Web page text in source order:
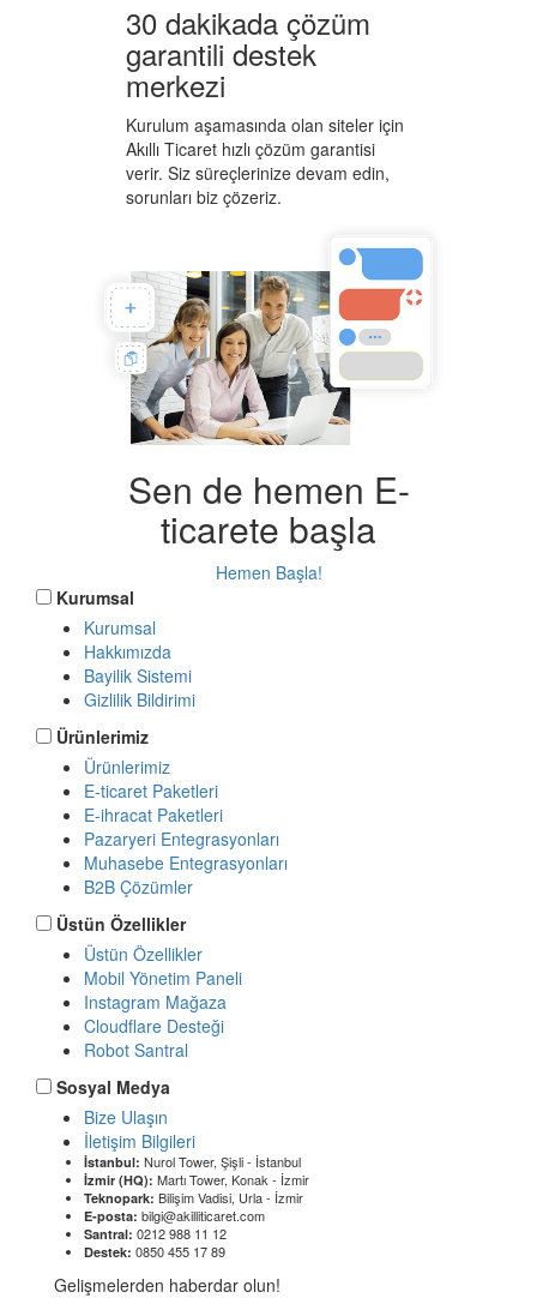
30 dakikada çözüm
garantili destek
merkezi
Kurulum aşamasında olan siteler için
Akıllı Ticaret hızlı çözüm garantisi
verir. Siz süreçlerinize devam edin,
sorunları biz çözeriz.
Sen de hemen E-
ticarete başla
Hemen Başla!
Kurumsal
Kurumsal
Hakkımızda
Bayilik Sistemi
Gizlilik Bildirimi
Ürünlerimiz
Ürünlerimiz
E-ticaret Paketleri
E-ihracat Paketleri
Pazaryeri Entegrasyonları
Muhasebe Entegrasyonları
B2B Çözümler
Üstün Özellikler
Üstün Özellikler
Mobil Yönetim Paneli
Instagram Mağaza
Cloudflare Desteği
Robot Santral
Sosyal Medya
Bize Ulaşın
İletişim Bilgileri
İstanbul: Nurol Tower, Şişli - İstanbul
İzmir (HQ): Martı Tower, Konak - İzmir
Teknopark: Bilişim Vadisi, Urla - İzmir
E-posta: bilgi@akilliticaret.com
Santral: 0212 988 11 12
Destek: 0850 455 17 89
Gelişmelerden haberdar olun!